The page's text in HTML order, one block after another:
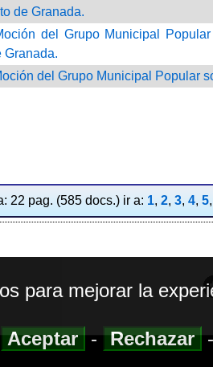
de Granada.
del Grupo Municipal
Granada.
del Grupo Municipal Popular
22 pag. (585 docs.) ir a: 1, 2, 3, 4, 5,
para mejorar la
Aceptar-Rechazar